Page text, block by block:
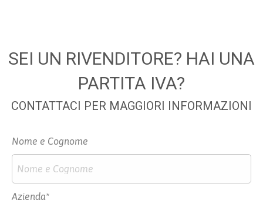
SEI UN RIVENDITORE? HAI UNA
PARTITA IVA?
CONTATTACI PER MAGGIORI INFORMAZIONI
Nome e Cognome
Azienda*